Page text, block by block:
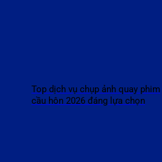
Top dịch vụ chụp ảnh quay phim
cầu hôn 2026 đáng lựa chọn